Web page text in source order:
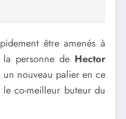
être amenés à
personne de Hector
nouveau palier en ce
co-meilleur buteur du